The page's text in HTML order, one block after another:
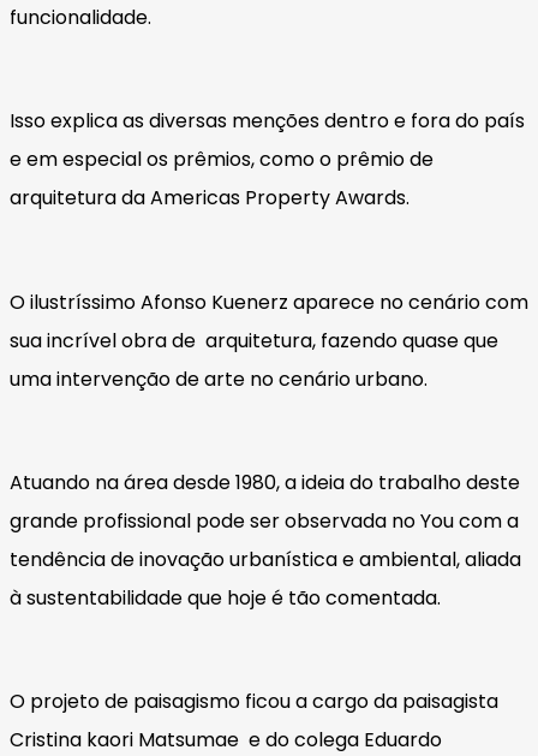
funcionalidade.
Isso explica as diversas menções dentro e fora do país
e em especial os prêmios, como o prêmio de
arquitetura da Americas Property Awards.
O ilustríssimo Afonso Kuenerz aparece no cenário com
sua incrível obra de arquitetura, fazendo quase que
uma intervenção de arte no cenário urbano.
Atuando na área desde 1980, a ideia do trabalho deste
grande profissional pode ser observada no You com a
tendência de inovação urbanística e ambiental, aliada
à sustentabilidade que hoje é tão comentada.
O projeto de paisagismo ficou a cargo da paisagista
Cristina kaori Matsumae e do colega Eduardo